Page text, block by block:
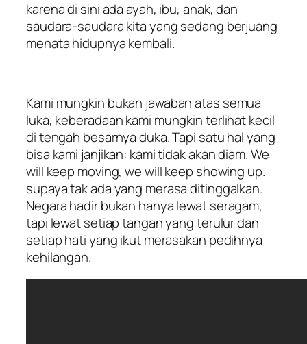
karena di sini ada ayah, ibu, anak, dan
saudara-saudara kita yang sedang berjuang
menata hidupnya kembali.
Kami mungkin bukan jawaban atas semua
luka, keberadaan kami mungkin terlihat kecil
di tengah besarnya duka. Tapi satu hal yang
bisa kami janjikan: kami tidak akan diam. We
will keep moving, we will keep showing up.
supaya tak ada yang merasa ditinggalkan.
Negara hadir bukan hanya lewat seragam,
tapi lewat setiap tangan yang terulur dan
setiap hati yang ikut merasakan pedihnya
kehilangan.